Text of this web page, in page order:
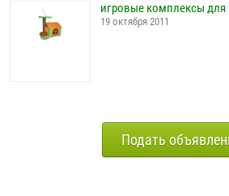
игровые комплексы
19 октября 2011
Подать